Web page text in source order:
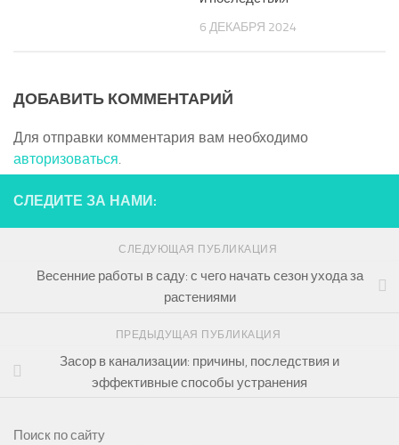
6 ДЕКАБРЯ 2024
ДОБАВИТЬ КОММЕНТАРИЙ
Для отправки комментария вам необходимо
авторизоваться.
СЛЕДИТЕ ЗА НАМИ:
СЛЕДУЮЩАЯ ПУБЛИКАЦИЯ
Весенние работы в саду: с чего начать сезон ухода за
растениями
ПРЕДЫДУЩАЯ ПУБЛИКАЦИЯ
Засор в канализации: причины, последствия и
эффективные способы устранения
Поиск по сайту